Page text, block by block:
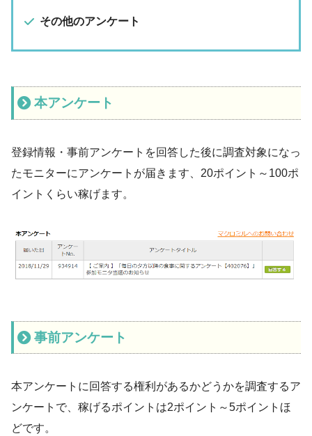
その他のアンケート
本アンケート
登録情報・事前アンケートを回答した後に調査対象になっ
たモニターにアンケートが届きます、20ポイント～100ポ
イントくらい稼げます。
事前アンケート
本アンケートに回答する権利があるかどうかを調査するア
ンケートで、稼げるポイントは2ポイント～5ポイントほ
どです。